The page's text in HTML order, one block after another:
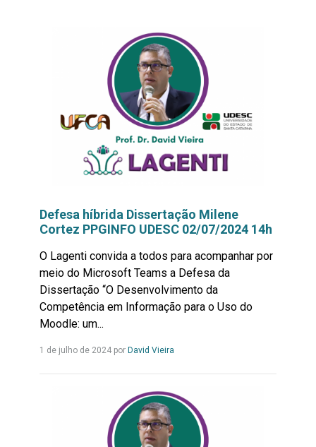
Defesa híbrida Dissertação Milene
Cortez PPGINFO UDESC 02/07/2024 14h
O Lagenti convida a todos para acompanhar por
meio do Microsoft Teams a Defesa da
Dissertação “O Desenvolvimento da
Competência em Informação para o Uso do
Moodle: um...
1 de julho de 2024 por David VieiraLeia